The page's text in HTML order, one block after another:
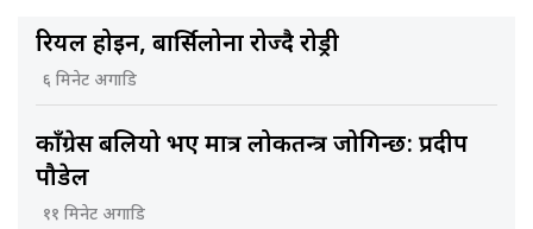
रियल होइन, बार्सिलोना रोज्दै रोड्री
६ मिनेट अगाडि
काँग्रेस बलियो भए मात्र लोकतन्त्र जोगिन्छ: प्रदीप
पौडेल
११ मिनेट अगाडि